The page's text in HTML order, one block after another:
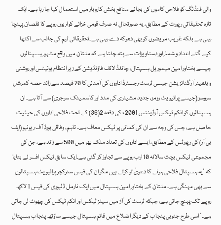
والی فنڈنگ کو فلاحی کاموں کی بجائے منافع بخش کاروبار میں استعمال کیا جا رہا ہے۔ ایک
تازہ تحقیقاتی رپورٹ کے مطابق، یہ صورتحال نہ صرف قومی خزانے کو اربوں روپے کا نقصان پہنچا
رہی ہے بلکہ غریب مریضوں کو بھی دھوکہ دے رہی ہے۔تحقیقاتی ٹیم کی جانب سے اکٹھا
کیے گئے اعداد و شمار اور دستاویزات سے پتہ چلتا ہے کہ ملتان میں واقع مشہور ہسپتالوں
جیسے بختاور امین میموریل ہسپتال، چائلڈ لائف فاؤنڈیشن کے زیر انتظام یونیٹس اور روشنی
ویلفیئر آرگنائزیشن جیسی ٹرسٹ رجسٹرڈ اداروں کی آمدنی کا 70 فیصد سے زائد حصہ کمرشل
سروسز (جیسے پرائیویٹ رومز، جدید مشینری کی مدد اور کاسمیٹک سرجری) سے آتا ہے۔ ان
ہسپتالوں کو انکم ٹیکس آرڈیننس 2001ء کی دفعہ 2(36) کے تحت فلاحی اداروں کی حیثیت
حاصل ہے، جس کی وجہ سے ان کی کمائی پر ٹیکس معاف ہے۔ تاہم، وفاقی بورڈ آف ریونیو (ایف
بی آر) کی رپورٹس کے مطابق، ایسے اداروں کی تعداد ملک بھر میں 500 سے زائد ہے، جن کی
مجموعی ٹیکس بچت سالانہ 10 ارب روپے سے تجاوز کر گئی ہے۔ایک سابق ٹیکس افسر نے بتایا
کہ “یہ ہسپتال فلاحی ہونے کا دعویٰ تو کرتے ہیں مگر ان کی فیس سٹرکچر پرائیویٹ ہسپتالوں
سے بھی مہنگی ہے۔ ملتان کے بختاور امین ہسپتال میں ایک نارمل ڈلیوری کی فیس 1 لاکھ
روپے تک پہنچ جاتی ہے، جبکہ ٹرسٹ کی آڑ میں سیلز ٹیکس اور انکم ٹیکس کی چھوٹ لی جاتی
ہے۔” اسی طرح جنوبی پنجاب کے دیگر اضلاع میں قائم ہسپتال جیسے ساؤتھ پنجاب ہسپتال